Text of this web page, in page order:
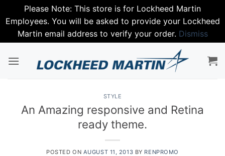
Please Note: This store is for Lockheed Martin
Employees. You will be asked to provide your Lockheed
Martin email address to verify your order. Dismiss
STYLE
An Amazing responsive and Retina
ready theme.
POSTED ON AUGUST 11, 2013 BY RENPROMO